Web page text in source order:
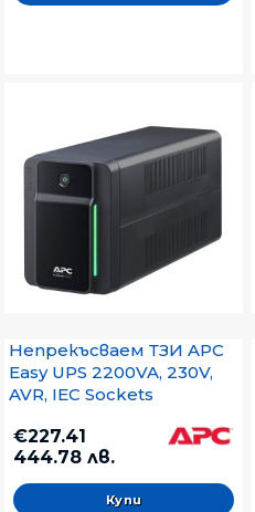
Непрекъсваем ТЗИ APC
Easy UPS 2200VA, 230V,
AVR, IEC Sockets
€227.41
444.78 лв.